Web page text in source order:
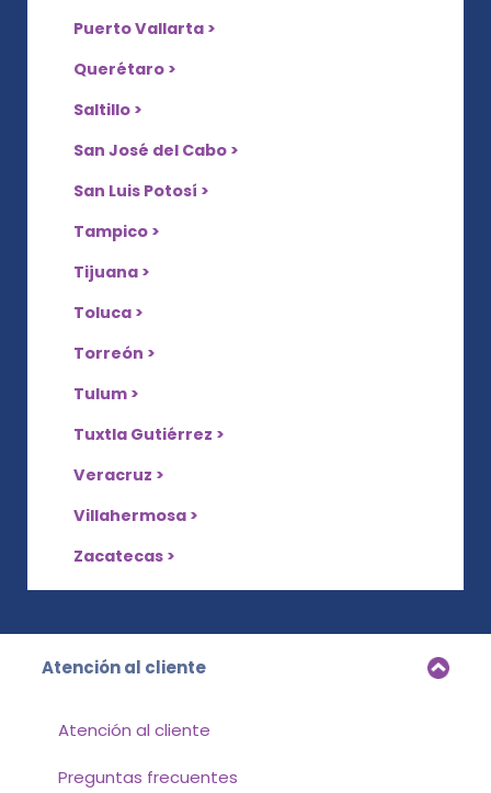
Puerto Vallarta >
Querétaro >
Saltillo >
San José del Cabo >
San Luis Potosí >
Tampico >
Tijuana >
Toluca >
Torreón >
Tulum >
Tuxtla Gutiérrez >
Veracruz >
Villahermosa >
Zacatecas >
Atención al cliente
Atención al cliente
Preguntas frecuentes